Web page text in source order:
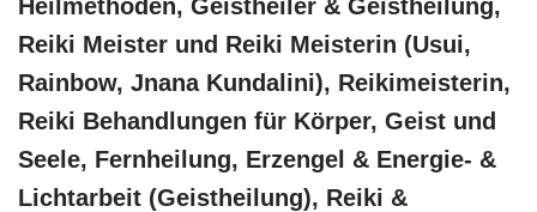
Heilmethoden, Geistheiler & Geistheilung,
Reiki Meister und Reiki Meisterin (Usui,
Rainbow, Jnana Kundalini), Reikimeisterin,
Reiki Behandlungen für Körper, Geist und
Seele, Fernheilung, Erzengel & Energie- &
Lichtarbeit (Geistheilung), Reiki &